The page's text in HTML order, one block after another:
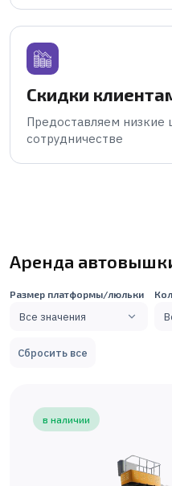
Скидки
Предоставляем низкие
сотрудничестве
Аренда
Размер платформы/люльки
Все значения
Сбросить все
в наличии